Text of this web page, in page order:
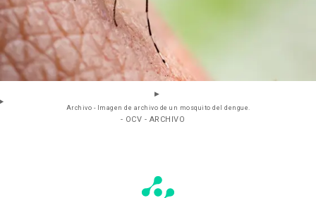
Archivo - Imagen de archivo de un mosquito del dengue.
- OCV - ARCHIVO